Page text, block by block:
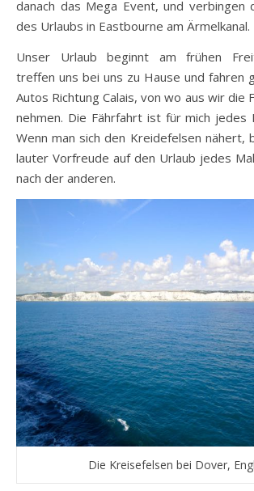
danach das Mega Event, und verbingen
des Urlaubs in Eastbourne am Ärmelkanal.
Unser Urlaub beginnt am frühen
treffen uns bei uns zu Hause und fahren
Autos Richtung Calais, von wo aus wir die
nehmen. Die Fährfahrt ist für mich jedes
Wenn man sich den Kreidefelsen nähert,
lauter Vorfreude auf den Urlaub jedes
nach der anderen.
Die Kreisefelsen bei Dover,